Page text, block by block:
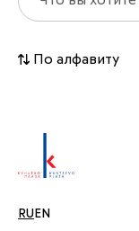
По алфавиту
RU EN